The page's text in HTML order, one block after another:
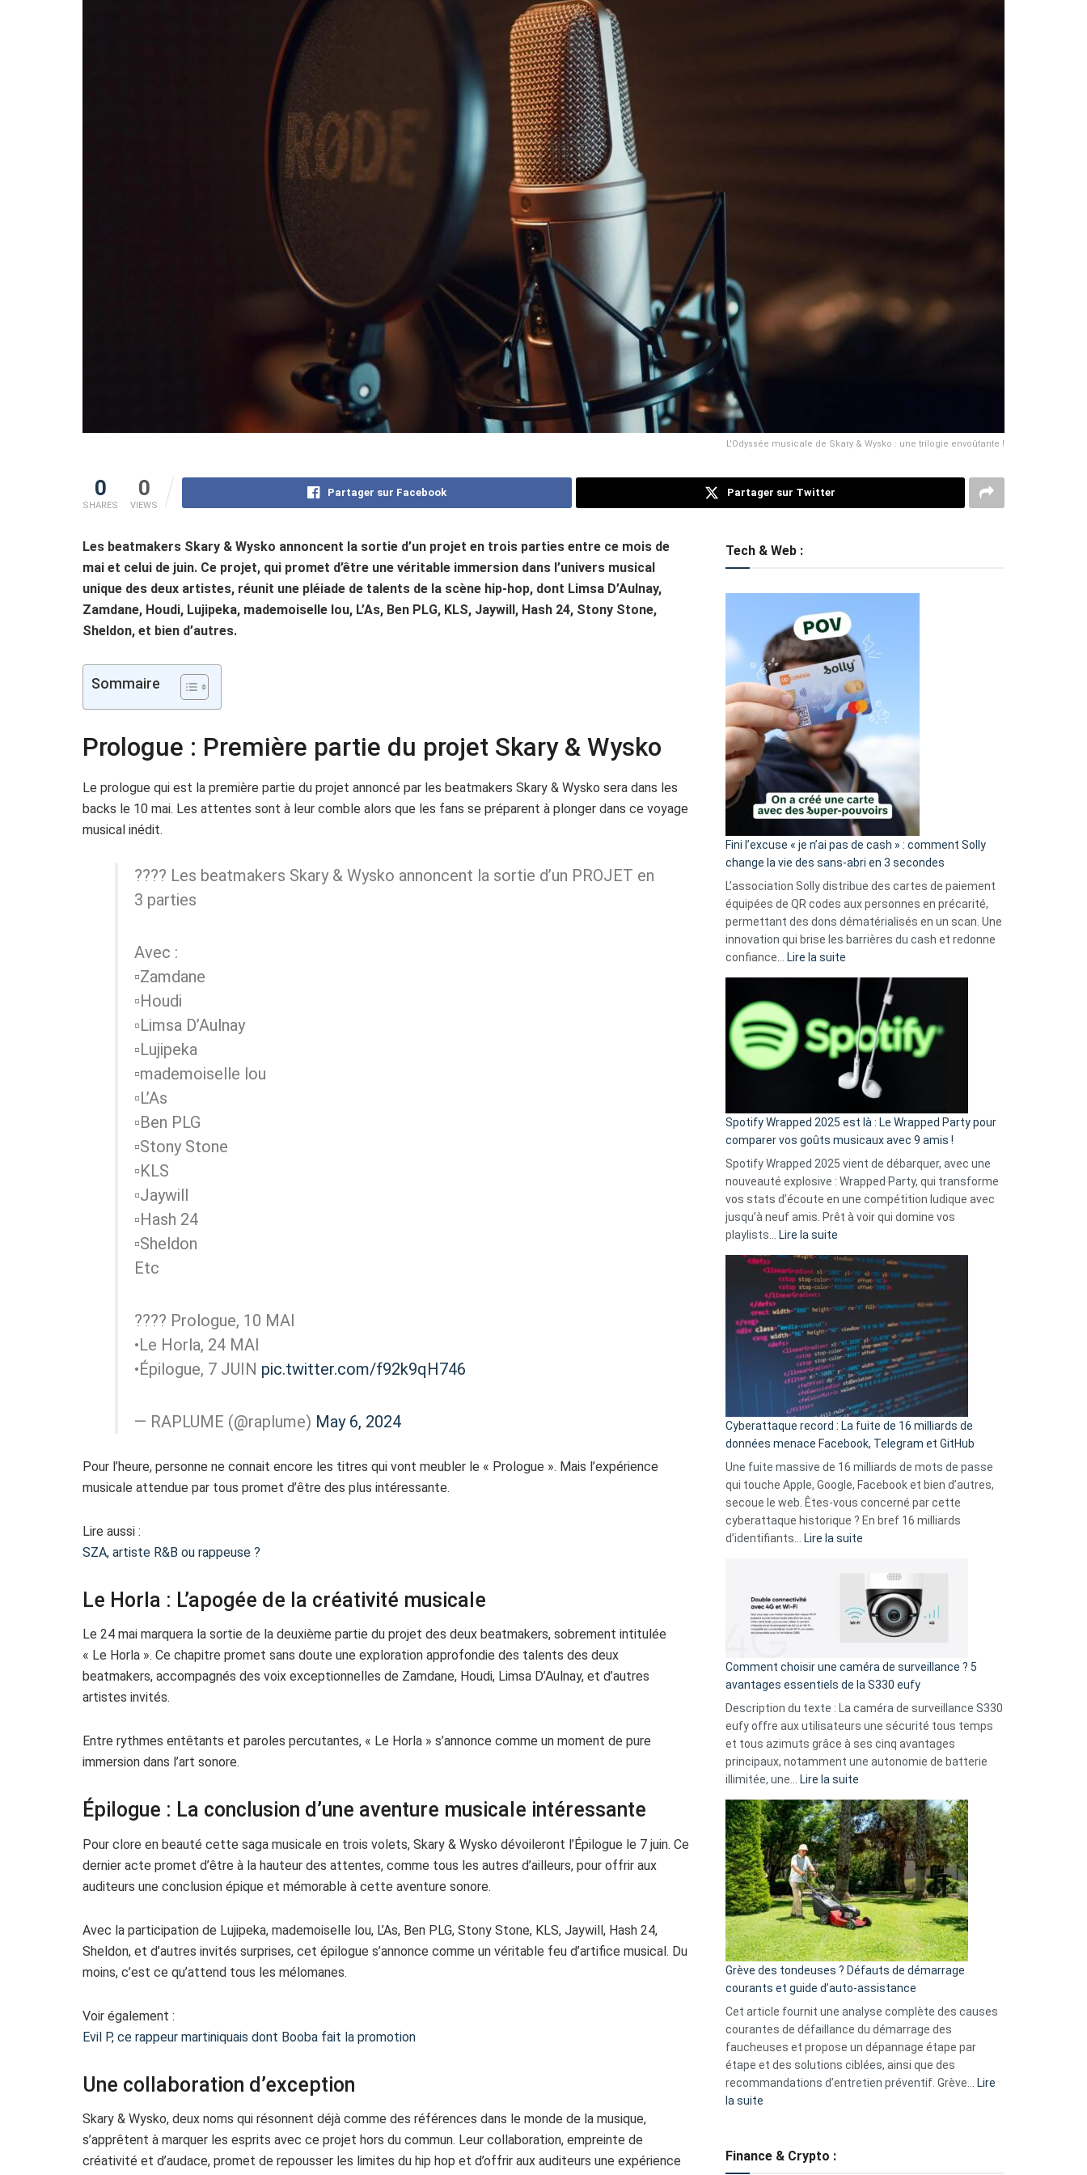
L'Odyssée musicale de Skary & Wysko : une trilogie envoûtante !
0
SHARES
0
VIEWS
Partager sur Facebook Partager sur Twitter
Les beatmakers Skary & Wysko annoncent la sortie d’un projet en trois parties entre ce mois de
mai et celui de juin. Ce projet, qui promet d’être une véritable immersion dans l’univers musical
unique des deux artistes, réunit une pléiade de talents de la scène hip-hop, dont Limsa D’Aulnay,
Zamdane, Houdi, Lujipeka, mademoiselle lou, L’As, Ben PLG, KLS, Jaywill, Hash 24, Stony Stone,
Sheldon, et bien d’autres.
Sommaire
Prologue : Première partie du projet Skary & Wysko
Le prologue qui est la première partie du projet annoncé par les beatmakers Skary & Wysko sera dans les
backs le 10 mai. Les attentes sont à leur comble alors que les fans se préparent à plonger dans ce voyage
musical inédit.
???? Les beatmakers Skary & Wysko annoncent la sortie d’un PROJET en
3 parties
Avec :
▫️Zamdane
▫️Houdi
▫️Limsa D’Aulnay
▫️Lujipeka
▫️mademoiselle lou
▫️L’As
▫️Ben PLG
▫️Stony Stone
▫️KLS
▫️Jaywill
▫️Hash 24
▫️Sheldon
Etc
???? Prologue, 10 MAI
•Le Horla, 24 MAI
•Épilogue, 7 JUIN pic.twitter.com/f92k9qH746
— RAPLUME (@raplume) May 6, 2024
Pour l’heure, personne ne connait encore les titres qui vont meubler le « Prologue ». Mais l’expérience
musicale attendue par tous promet d’être des plus intéressante.
Lire aussi :
SZA, artiste R&B ou rappeuse ?
Le Horla : L’apogée de la créativité musicale
Le 24 mai marquera la sortie de la deuxième partie du projet des deux beatmakers, sobrement intitulée
« Le Horla ». Ce chapitre promet sans doute une exploration approfondie des talents des deux
beatmakers, accompagnés des voix exceptionnelles de Zamdane, Houdi, Limsa D’Aulnay, et d’autres
artistes invités.
Entre rythmes entêtants et paroles percutantes, « Le Horla » s’annonce comme un moment de pure
immersion dans l’art sonore.
Épilogue : La conclusion d’une aventure musicale intéressante
Pour clore en beauté cette saga musicale en trois volets, Skary & Wysko dévoileront l’Épilogue le 7 juin. Ce
dernier acte promet d’être à la hauteur des attentes, comme tous les autres d’ailleurs, pour offrir aux
auditeurs une conclusion épique et mémorable à cette aventure sonore.
Avec la participation de Lujipeka, mademoiselle lou, L’As, Ben PLG, Stony Stone, KLS, Jaywill, Hash 24,
Sheldon, et d’autres invités surprises, cet épilogue s’annonce comme un véritable feu d’artifice musical. Du
moins, c’est ce qu’attend tous les mélomanes.
Voir également :
Evil P, ce rappeur martiniquais dont Booba fait la promotion
Une collaboration d’exception
Skary & Wysko, deux noms qui résonnent déjà comme des références dans le monde de la musique,
s’apprêtent à marquer les esprits avec ce projet hors du commun. Leur collaboration, empreinte de
créativité et d’audace, promet de repousser les limites du hip hop et d’offrir aux auditeurs une expérience
Tech & Web :
Fini l’excuse « je n’ai pas de cash » : comment Solly
change la vie des sans-abri en 3 secondes
L’association Solly distribue des cartes de paiement
équipées de QR codes aux personnes en précarité,
permettant des dons dématérialisés en un scan. Une
innovation qui brise les barrières du cash et redonne
confiance…
Lire la suite
l’excuse
je
n’ai
pas
de
cash
»
Solly
change
la
vie
sans-
abri
en
3
secondes
Spotify Wrapped 2025 est là : Le Wrapped Party pour
comparer vos goûts musicaux avec 9 amis !
Spotify Wrapped 2025 vient de débarquer, avec une
nouveauté explosive : Wrapped Party, qui transforme
vos stats d’écoute en une compétition ludique avec
jusqu’à neuf amis. Prêt à voir qui domine vos
playlists…
Lire la suite
Wrapped
2025
est
:
Le
Wrapped
Party
pour
comparer
vos
goûts
musicaux
avec
9
amis
Cyberattaque record : La fuite de 16 milliards de
données menace Facebook, Telegram et GitHub
Une fuite massive de 16 milliards de mots de passe
qui touche Apple, Google, Facebook et bien d’autres,
secoue le web. Êtes-vous concerné par cette
cyberattaque historique ? En bref 16 milliards
d’identifiants…
Lire la suite
record
La
fuite
16
milliards
données
menace
Facebook,
Telegram
GitHub
Comment choisir une caméra de surveillance ? 5
avantages essentiels de la S330 eufy
Description du texte : La caméra de surveillance S330
eufy offre aux utilisateurs une sécurité tous temps
et tous azimuts grâce à ses cinq avantages
principaux, notamment une autonomie de batterie
illimitée, une…
Lire la suite
choisir
une
caméra
de
surveillance
?
5
avantages
essentiels
de
la
S330
eufy
Grève des tondeuses ? Défauts de démarrage
courants et guide d’auto-assistance
Cet article fournit une analyse complète des causes
courantes de défaillance du démarrage des
faucheuses et propose un dépannage étape par
étape et des solutions ciblées, ainsi que des
recommandations d’entretien préventif. Grève…
Lire
la suite
tondeuses
Finance & Crypto :